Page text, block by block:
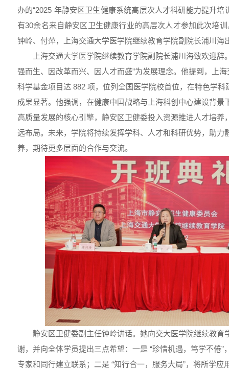
办的“2025 年静安区卫生健康系统高层次人才科研能力提升培
有30余名来自静安区卫生健康行业的高层次人才参加此次培
钟岭、付萍，上海交通大学医学院继续教育学院副院长浦川海
上海交通大学医学院继续教育学院副院长浦川海致欢迎辞
强而生、因改革而兴、因人才而盛”为发展理念。他提到，上
科学基金项目达 882 项，位列全国医学院校首位，在特色学
成果显著。他强调，在健康中国战略与上海科创中心建设背景
高质量发展的核心引擎，静安区卫健委投入资源推进人才培养
远布局。未来，学院将持续发挥学科、人才和科研优势，助力
养，期待更多层面的合作与交流。
静安区卫健委副主任钟岭讲话。她向交大医学院继续教育
谢，并向全体学员提出三点希望：一是 “珍惜机遇，笃学不倦”
专家和同行建立联系；二是 “知行合一，服务大局”，将所学应